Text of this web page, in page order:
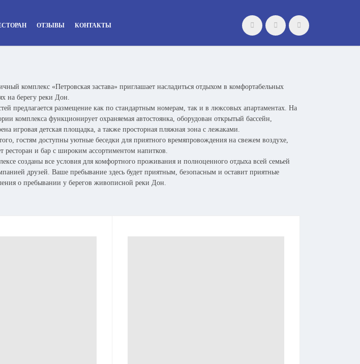
ОТЗЫВЫ КОНТАКТЫ
комплекс «Петровская застава» приглашает насладиться отдыхом в комфортабельных
на берегу реки Дон.
предлагается размещение как по стандартным номерам, так и в люксовых апартаментах. На
комплекса функционирует охраняемая автостоянка, оборудован открытый бассейн,
игровая детская площадка, а также просторная пляжная зона с лежаками.
гостям доступны уютные беседки для приятного времяпровождения на свежем воздухе,
ресторан и бар с широким ассортиментом напитков.
созданы все условия для комфортного проживания и полноценного отдыха всей семьей
друзей. Ваше пребывание здесь будет приятным, безопасным и оставит приятные
о пребывании у берегов живописной реки Дон.